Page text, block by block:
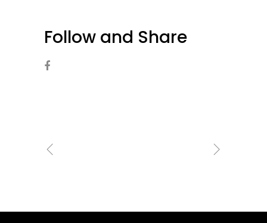
Follow and Share